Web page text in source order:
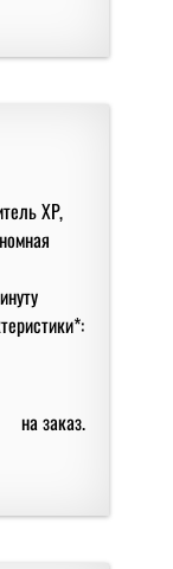
XP,
на заказ.